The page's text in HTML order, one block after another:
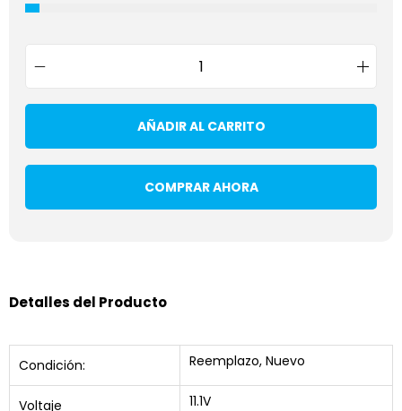
AÑADIR AL CARRITO
COMPRAR AHORA
Detalles del Producto
Condición: Reemplazo, Nuevo
Voltaje 11.1V